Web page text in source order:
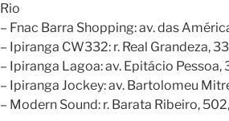
Rio
– Fnac Barra Shopping: av. das
– Ipiranga CW332: r. Real Grandeza,
– Ipiranga Lagoa: av. Epitácio Pessoa,
– Ipiranga Jockey: av. Bartolomeu
– Modern Sound: r. Barata Ribeiro,